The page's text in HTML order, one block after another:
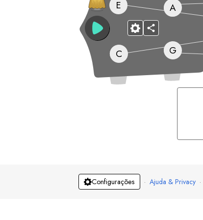
G
C
E
A
Configurações · Ajuda & Privacy ·